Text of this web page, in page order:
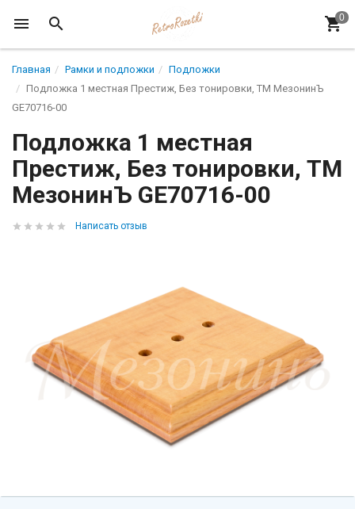
Главная Рамки и подложки
Подложки
Подложка 1 местная Престиж, Без тонировки, ТМ МезонинЪ
GE70716-00
Подложка 1 местная
Престиж, Без тонировки, ТМ
МезонинЪ GE70716-00
Написать отзыв